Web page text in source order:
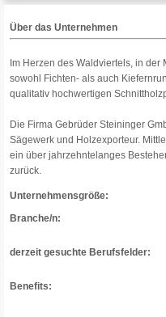
Über das Unternehmen
Im Herzen des Waldviertels, in
sowohl Fichten- als auch
qualitativ hochwertigen
Die Firma Gebrüder Steininger
Sägewerk und Holzexporteur.
ein über jahrzehntelanges
zurück.
Unternehmensgröße:
Branche/n:
derzeit gesuchte Berufsfelder:
Benefits: